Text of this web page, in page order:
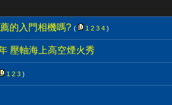
的入門相機嗎? ( 1 2 3 4 )
壓軸海上高空煙火秀
1 2 3 )